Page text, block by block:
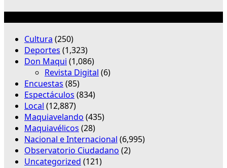
Cultura (250)
Deportes (1,323)
Don Maqui (1,086)
Revista Digital (6)
Encuestas (85)
Espectáculos (834)
Local (12,887)
Maquiavelando (435)
Maquiavélicos (28)
Nacional e Internacional (6,995)
Observatorio Ciudadano (2)
Uncategorized (121)